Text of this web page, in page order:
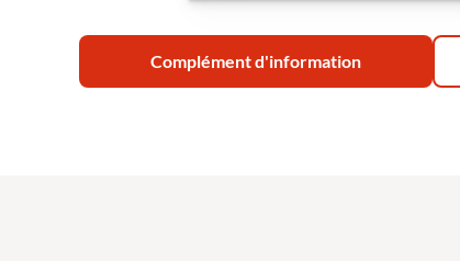
Complément d'information